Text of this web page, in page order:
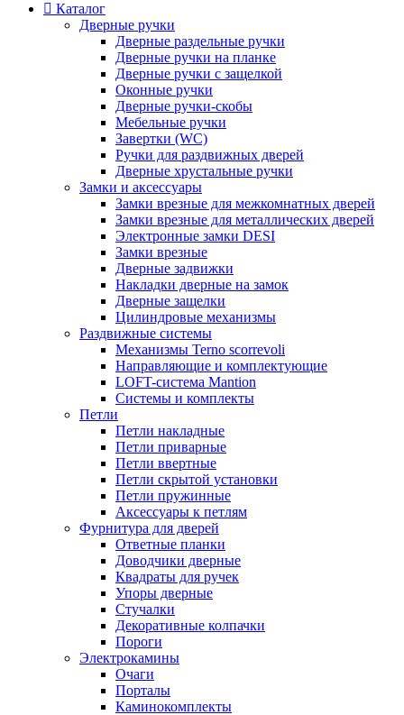
Каталог
Дверные ручки
Дверные раздельные ручки
Дверные ручки на планке
Дверные ручки с защелкой
Оконные ручки
Дверные ручки-скобы
Мебельные ручки
Завертки (WC)
Ручки для раздвижных дверей
Дверные хрустальные ручки
Замки и аксессуары
Замки врезные для межкомнатных дверей
Замки врезные для металлических дверей
Электронные замки DESI
Замки врезные
Дверные задвижки
Накладки дверные на замок
Дверные защелки
Цилиндровые механизмы
Раздвижные системы
Механизмы Terno scorrevoli
Направляющие и комплектующие
LOFT-cистема Mantion
Системы и комплекты
Петли
Петли накладные
Петли приварные
Петли ввертные
Петли скрытой установки
Петли пружинные
Аксессуары к петлям
Фурнитура для дверей
Ответные планки
Доводчики дверные
Квадраты для ручек
Упоры дверные
Стучалки
Декоративные колпачки
Пороги
Электрокамины
Очаги
Порталы
Каминокомплекты